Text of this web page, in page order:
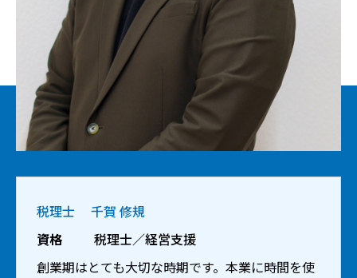
税理士
千賀 修規
資格
税理士／経営支援
創業期はとても大切な時期です。本業に時間を使